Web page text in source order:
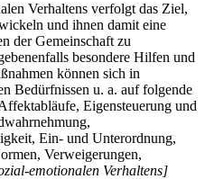
Verhaltens verfolgt das Ziel,
und ihnen damit eine
der Gemeinschaft zu
besondere Hilfen und
können sich in
Bedürfnissen u. a. auf folgende
Eigensteuerung und
Ein- und Unterordnung,
Verweigerungen,
emotionalen Verhaltens]